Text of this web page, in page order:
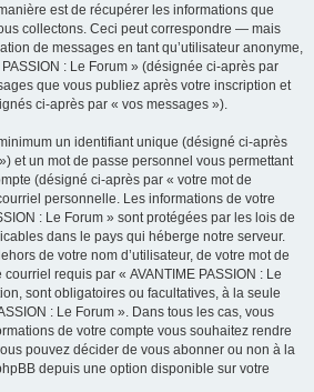
est de récupérer les informations que
collectons. Ceci peut correspondre — mais
de messages en tant qu’utilisateur anonyme,
PASSION : Le Forum » (désignée ci-après par
que vous publiez après votre inscription et
ci-après par « vos messages »).
un identifiant unique (désigné ci-après
et un mot de passe personnel vous permettant
(désigné ci-après par « votre mot de
personnelle. Les informations de votre
: Le Forum » sont protégées par les lois de
dans le pays qui héberge notre serveur.
de votre nom d’utilisateur, de votre mot de
requis par « AVANTIME PASSION : Le
sont obligatoires ou facultatives, à la seule
: Le Forum ». Dans tous les cas, vous
de votre compte vous souhaitez rendre
pouvez décider de vous abonner ou non à la
depuis une option disponible sur votre